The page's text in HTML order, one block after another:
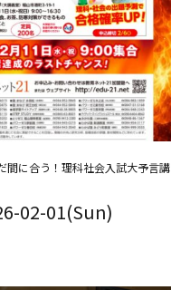
間に合う！理科社会入試大予言講
02-01(Sun)